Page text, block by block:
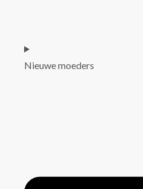
Nieuwe moeders